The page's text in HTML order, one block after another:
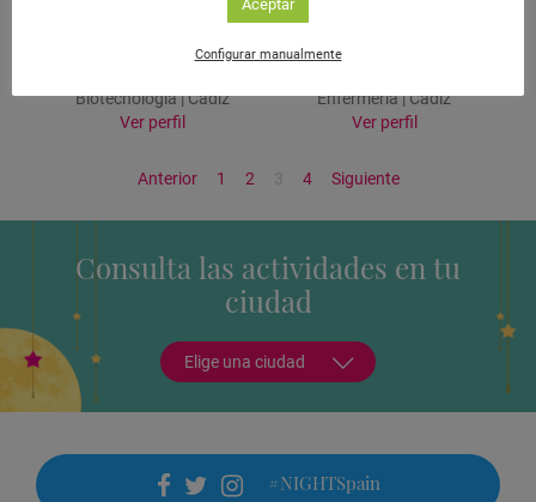
Daniel Pérez
Biotecnología | Cádiz
Ver perfil
Enfermería | Cádiz
Ver perfil
Anterior 1 2 3 4 Siguiente
Consulta las actividades en tu
ciudad
Elige una ciudad
#NIGHTSpain
Aceptar
Configurar manualmente